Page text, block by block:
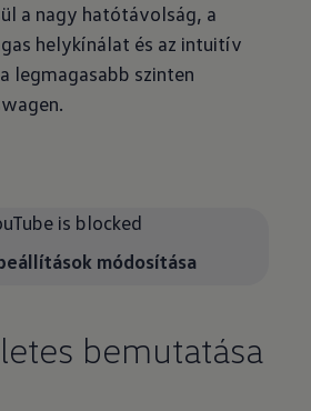
a nagy hatótávolság, a
helykínálat és az intuitív
legmagasabb szinten
is blocked
módosítása
bemutatása